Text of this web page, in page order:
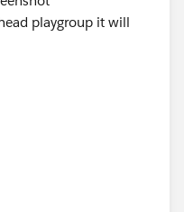
playgroup it will